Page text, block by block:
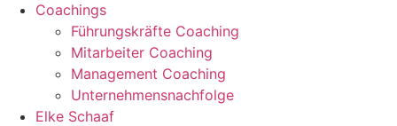
Coachings
Führungskräfte Coaching
Mitarbeiter Coaching
Management Coaching
Unternehmensnachfolge
Elke Schaaf